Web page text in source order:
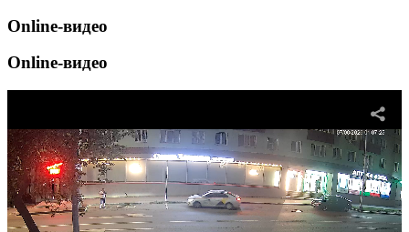
Online-видео
Online-видео